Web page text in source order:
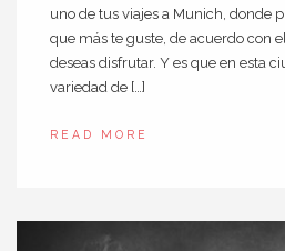
uno de tus viajes a Munich, donde
que más te guste, de acuerdo con
deseas disfrutar. Y es que en esta
variedad de […]
READ MORE